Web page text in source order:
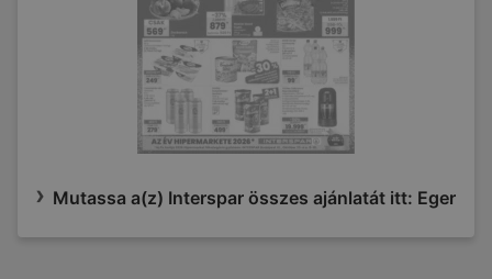
Mutassa a(z) Interspar összes ajánlatát itt: Eger